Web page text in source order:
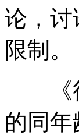
论，讨
限制。
《征
的同